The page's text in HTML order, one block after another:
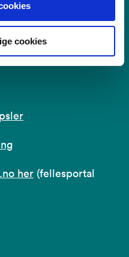
cookies
her (fellesportal